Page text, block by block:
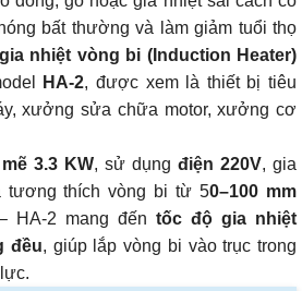
bất thường và làm giảm tuổi thọ
nhiệt vòng bi (Induction Heater)
HA-2, được xem là thiết bị tiêu
xưởng sửa chữa motor, xưởng cơ
3.3 KW, sử dụng điện 220V, gia
tương thích vòng bi từ 50–100 mm
HA-2 mang đến tốc độ gia nhiệt
đều, giúp lắp vòng bi vào trục trong